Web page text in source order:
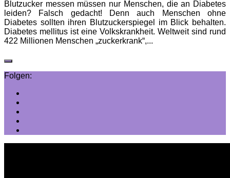
Blutzucker messen müssen nur Menschen, die an Diabetes
leiden? Falsch gedacht! Denn auch Menschen ohne
Diabetes sollten ihren Blutzuckerspiegel im Blick behalten.
Diabetes mellitus ist eine Volkskrankheit. Weltweit sind rund
422 Millionen Menschen „zuckerkrank“,...
Folgen: